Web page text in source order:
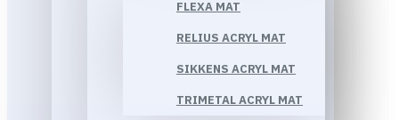
FLEXA MAT
RELIUS ACRYL MAT
SIKKENS ACRYL MAT
TRIMETAL ACRYL MAT